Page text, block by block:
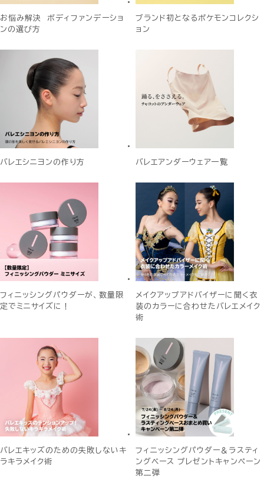
お悩み解決 ボディファンデーショ
ンの選び方
ブランド初となるポケモンコレクシ
ョン
バレエシニヨンの作り方 バレエアンダーウェア一覧
フィニッシングパウダーが、数量限
定でミニサイズに！
メイクアップアドバイザーに聞く衣
装のカラーに合わせたバレエメイク
術
バレエキッズのための失敗しないキ
ラキラメイク術
フィニッシングパウダー＆ラスティ
ングベース プレゼントキャンペーン
第二弾